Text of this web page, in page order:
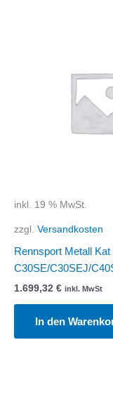
inkl. 19 % MwSt.
zzgl. Versandkosten
Rennsport Metall
C30SE/C30SEJ/
1.699,32 € inkl. MwSt
In den